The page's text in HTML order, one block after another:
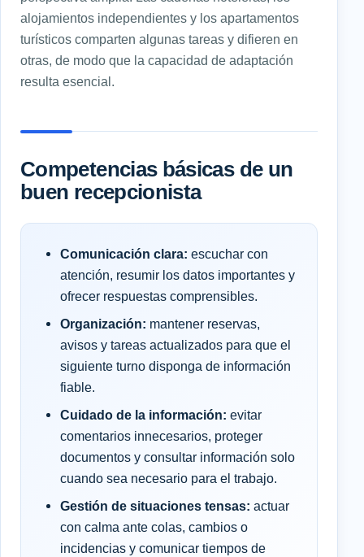
alojamientos independientes y los apartamentos
turísticos comparten algunas tareas y difieren en
otras, de modo que la capacidad de adaptación
resulta esencial.
Competencias básicas de un
buen recepcionista
Comunicación clara: escuchar con
atención, resumir los datos importantes y
ofrecer respuestas comprensibles.
Organización: mantener reservas,
avisos y tareas actualizados para que el
siguiente turno disponga de información
fiable.
Cuidado de la información: evitar
comentarios innecesarios, proteger
documentos y consultar información solo
cuando sea necesario para el trabajo.
Gestión de situaciones tensas: actuar
con calma ante colas, cambios o
incidencias y comunicar tiempos de